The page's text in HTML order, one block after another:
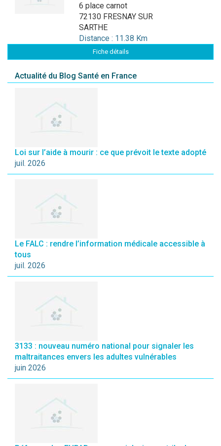
6 place carnot
72130 FRESNAY SUR
SARTHE
Distance : 11.38 Km
Fiche détails
Actualité du Blog Santé en France
Loi sur l’aide à mourir : ce que prévoit le texte adopté
juil. 2026
Le FALC : rendre l’information médicale accessible à
tous
juil. 2026
3133 : nouveau numéro national pour signaler les
maltraitances envers les adultes vulnérables
juin 2026